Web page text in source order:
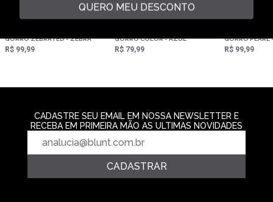
GORRO ZEBRATED - ZEBRA
R$ 99,99
GORRO COLOR - AZUL
R$ 79,99
GORRO PEARL
R$ 99,99
QUERO MEU DESCONTO
CADASTRE SEU EMAIL EM NOSSA NEWSLETTER E
RECEBA EM PRIMEIRA MÃO AS ULTIMAS NOVIDADES
CADASTRAR